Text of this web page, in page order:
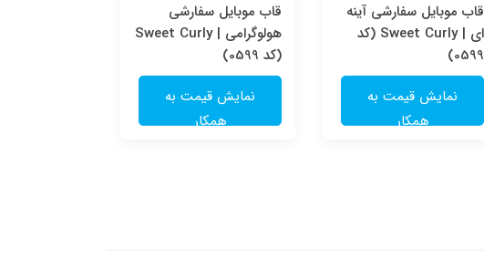
قاب موبایل سفارشی آینه
ای | Sweet Curly (کد
0599)
نمایش قیمت به
همکار
قاب موبایل سفارشی
هولوگرامی | Sweet Curly
(کد 0599)
نمایش قیمت به
همکار